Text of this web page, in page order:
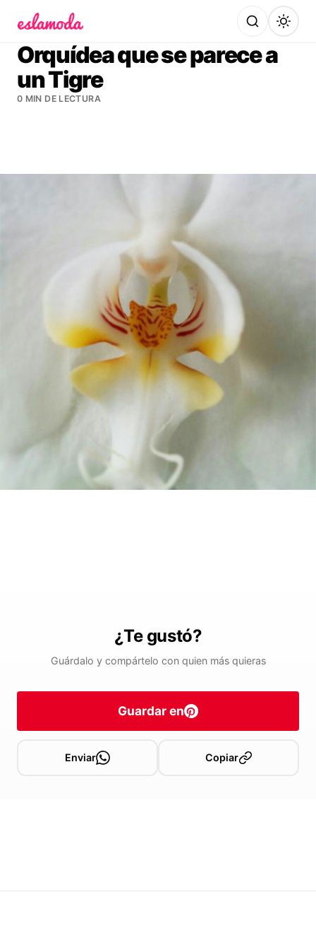
Orquídea que se parece a
un Tigre
0 MIN DE LECTURA
¿Te gustó?
Guárdalo y compártelo con quien más quieras
Guardar en
Enviar Copiar